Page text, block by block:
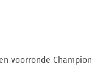
voorronde